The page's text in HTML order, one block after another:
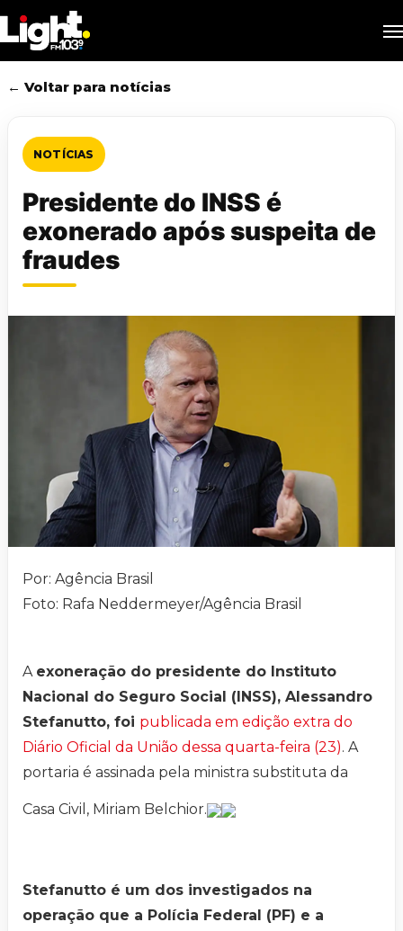
to
main
content
← Voltar para notícias
NOTÍCIAS
Presidente do INSS é
exonerado após suspeita de
fraudes
Por: Agência Brasil
Foto: Rafa Neddermeyer/Agência Brasil
A exoneração do presidente do Instituto
Nacional do Seguro Social (INSS), Alessandro
Stefanutto, foi publicada em edição extra do
Diário Oficial da União dessa quarta-feira (23). A
portaria é assinada pela ministra substituta da
Casa Civil, Miriam Belchior.
Stefanutto é um dos investigados na
operação que a Polícia Federal (PF) e a